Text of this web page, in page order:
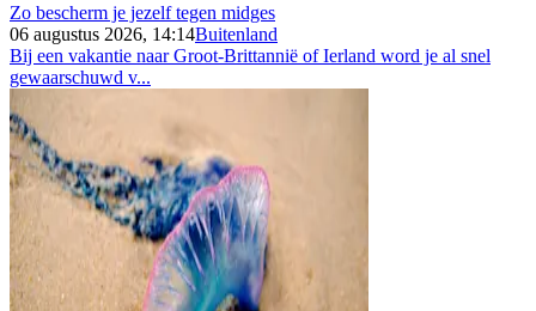
Zo bescherm je jezelf tegen midges
06 augustus 2026, 14:14Buitenland
Bij een vakantie naar Groot-Brittannië of Ierland word je al snel
gewaarschuwd v...